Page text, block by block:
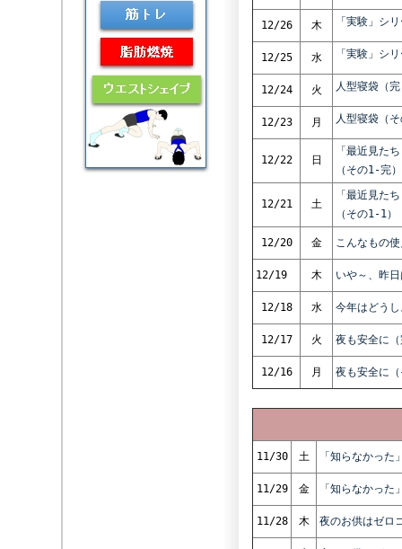
12/26 木 「実験」シ
12/25 水 「実験」シ
12/24 火 人型寝袋（
12/23 月 人型寝袋（
12/22 日
「最近見た
（その1-完）
12/21 土
「最近見た
（その1-1）
12/20 金 こんなもの
12/19 木 いや～、昨
12/18 水 今年はどう
12/17 火 夜も安全に
12/16 月 夜も安全に
11/30 土 「知らなかっ
11/29 金 「知らなかっ
11/28 木 夜のお供はゼロ